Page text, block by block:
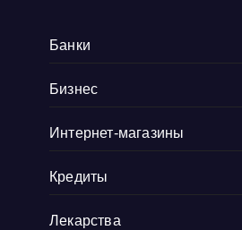
Нравится, что препарат
этом не влияя никак на
Банки
Бизнес
Интернет-магазины
Кредиты
Лекарства